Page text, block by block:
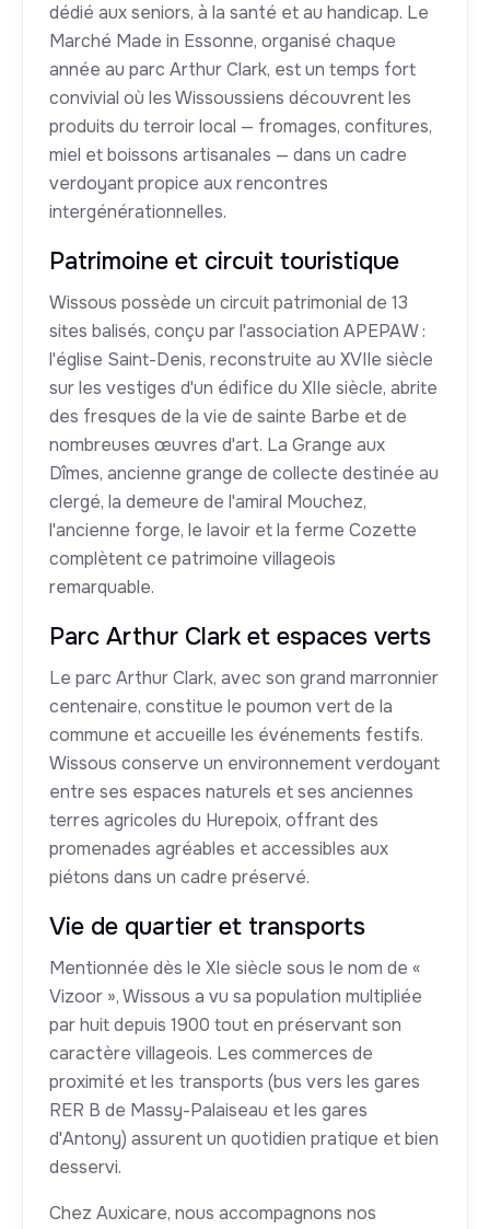
dédié aux seniors, à la santé et au handicap. Le
Marché Made in Essonne, organisé chaque
année au parc Arthur Clark, est un temps fort
convivial où les Wissoussiens découvrent les
produits du terroir local — fromages, confitures,
miel et boissons artisanales — dans un cadre
verdoyant propice aux rencontres
intergénérationnelles.
Patrimoine et circuit touristique
Wissous possède un circuit patrimonial de 13
sites balisés, conçu par l'association APEPAW :
l'église Saint-Denis, reconstruite au XVIIe siècle
sur les vestiges d'un édifice du XIIe siècle, abrite
des fresques de la vie de sainte Barbe et de
nombreuses œuvres d'art. La Grange aux
Dîmes, ancienne grange de collecte destinée au
clergé, la demeure de l'amiral Mouchez,
l'ancienne forge, le lavoir et la ferme Cozette
complètent ce patrimoine villageois
remarquable.
Parc Arthur Clark et espaces verts
Le parc Arthur Clark, avec son grand marronnier
centenaire, constitue le poumon vert de la
commune et accueille les événements festifs.
Wissous conserve un environnement verdoyant
entre ses espaces naturels et ses anciennes
terres agricoles du Hurepoix, offrant des
promenades agréables et accessibles aux
piétons dans un cadre préservé.
Vie de quartier et transports
Mentionnée dès le XIe siècle sous le nom de «
Vizoor », Wissous a vu sa population multipliée
par huit depuis 1900 tout en préservant son
caractère villageois. Les commerces de
proximité et les transports (bus vers les gares
RER B de Massy-Palaiseau et les gares
d'Antony) assurent un quotidien pratique et bien
desservi.
Chez Auxicare, nous accompagnons nos